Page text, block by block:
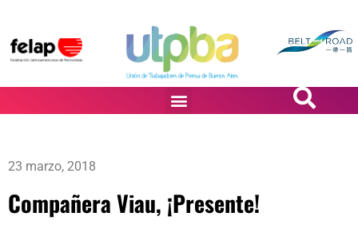
23 marzo, 2018
Compañera Viau, ¡Presente!